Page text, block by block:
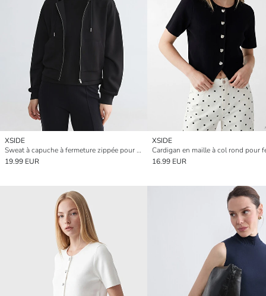
XSIDE
Sweat à capuche à fermeture zippée pour femme au toucher doux
19.99 EUR
XSIDE
Cardigan en maille à col rond pour
16.99 EUR